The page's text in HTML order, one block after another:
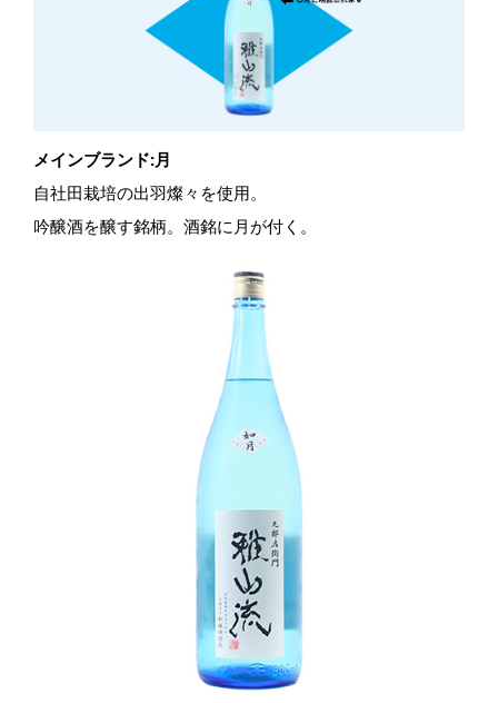
メインブランド:月
自社田栽培の出羽燦々を使用。​
吟醸酒を醸す銘柄。酒銘に月が付く。​